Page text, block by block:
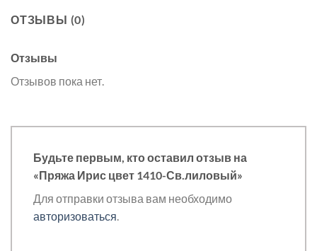
ОТЗЫВЫ (0)
Отзывы
Отзывов пока нет.
Будьте первым, кто оставил отзыв на
«Пряжа Ирис цвет 1410-Св.лиловый»
Для отправки отзыва вам необходимо
авторизоваться